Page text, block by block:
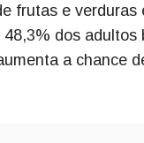
frutas e
dos adultos
a chance